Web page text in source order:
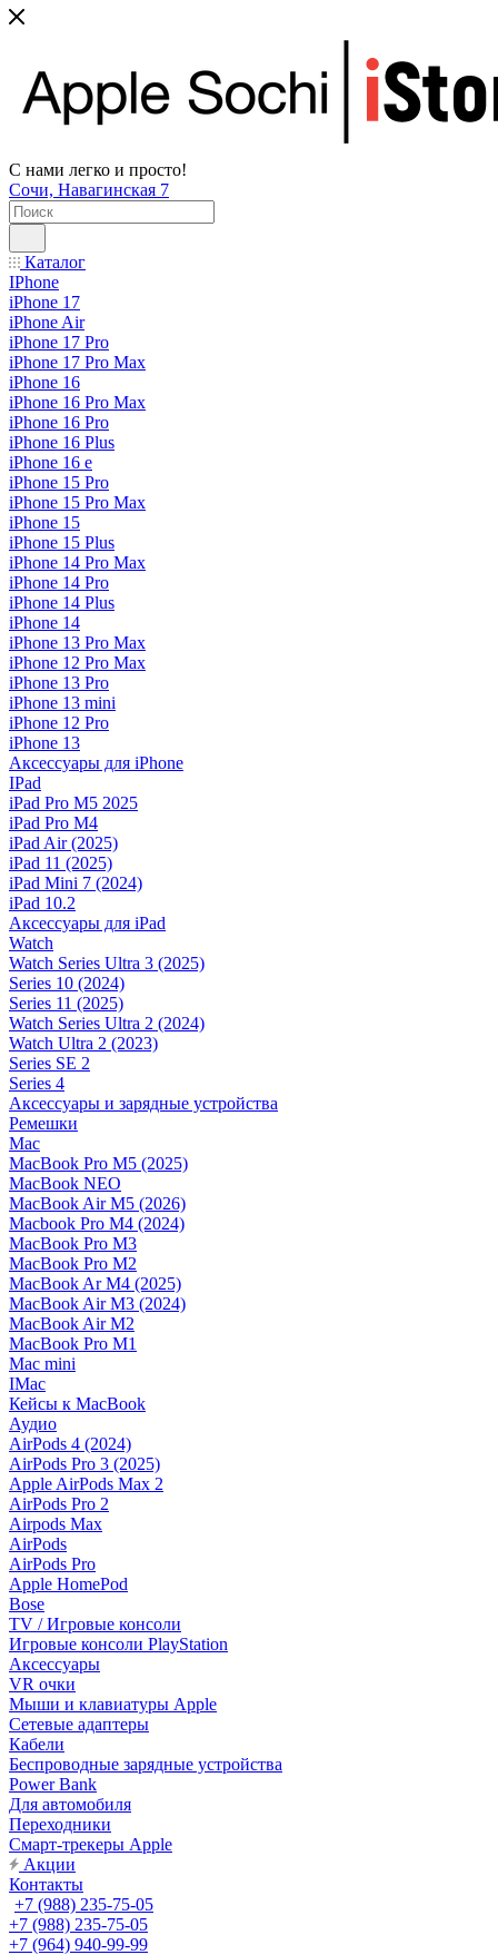
С нами легко и просто!
Сочи, Навагинская 7
Каталог
IPhone
iPhone 17
iPhone Air
iPhone 17 Pro
iPhone 17 Pro Max
iPhone 16
iPhone 16 Pro Max
iPhone 16 Pro
iPhone 16 Plus
iPhone 16 e
iPhone 15 Pro
iPhone 15 Pro Max
iPhone 15
iPhone 15 Plus
iPhone 14 Pro Max
iPhone 14 Pro
iPhone 14 Plus
iPhone 14
iPhone 13 Pro Max
iPhone 12 Pro Max
iPhone 13 Pro
iPhone 13 mini
iPhone 12 Pro
iPhone 13
Аксессуары для iPhone
IPad
iPad Pro M5 2025
iPad Pro M4
iPad Air (2025)
iPad 11 (2025)
iPad Mini 7 (2024)
iPad 10.2
Аксессуары для iPad
Watch
Watch Series Ultra 3 (2025)
Series 10 (2024)
Series 11 (2025)
Watch Series Ultra 2 (2024)
Watch Ultra 2 (2023)
Series SE 2
Series 4
Аксессуары и зарядные устройства
Ремешки
Mac
MacBook Pro M5 (2025)
MacBook NEO
MacBook Air M5 (2026)
Macbook Pro M4 (2024)
MacBook Pro M3
MacBook Pro M2
MacBook Ar M4 (2025)
MacBook Air M3 (2024)
MacBook Air M2
MacBook Pro M1
Mac mini
IMac
Кейсы к MacBook
Аудио
AirPods 4 (2024)
AirPods Pro 3 (2025)
Apple AirPods Max 2
AirPods Pro 2
Airpods Max
AirPods
AirPods Pro
Apple HomePod
Bose
TV / Игровые консоли
Игровые консоли PlayStation
Аксессуары
VR очки
Мыши и клавиатуры Apple
Сетевые адаптеры
Кабели
Беспроводные зарядные устройства
Power Bank
Для автомобиля
Переходники
Смарт-трекеры Apple
Акции
Контакты
+7 (988) 235-75-05
+7 (988) 235-75-05
+7 (964) 940-99-99